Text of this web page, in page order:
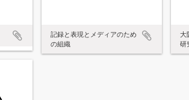
記録と表現とメディアのため
の組織
大
研